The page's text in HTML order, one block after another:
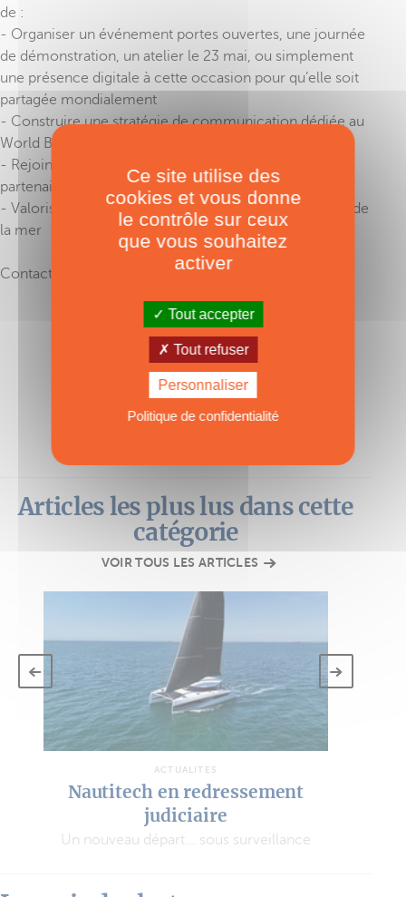
de :
- Organiser un événement portes ouvertes, une journée
de démonstration, un atelier le 23 mai, ou simplement
une présence digitale à cette occasion pour qu’elle soit
partagée mondialement
- Construire une stratégie de communication dédiée au
World Boating Day
- Rejoindre le réseau mondial des ambassadeurs et
partenaires WBD
- Valoriser leurs métiers, leurs équipes et leur passion de
la mer
Contact : marina.jarniat@crusoe-agency.com
World Boating Day
Articles les plus lus dans cette
catégorie
VOIR TOUS LES ARTICLES
ACTUALITÉS
Nautitech en redressement
judiciaire
Un nouveau départ... sous surveillance
Ce site utilise des
cookies et vous donne
le contrôle sur ceux
que vous souhaitez
activer
Tout accepter
Tout refuser
Personnaliser
Politique de confidentialité